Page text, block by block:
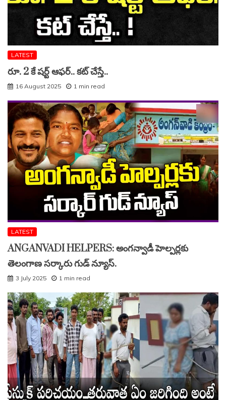
LATEST
రూ. 2 కే షర్ట్ ఆఫర్.. కట్ చేస్తే..
16 August 2025 1 min read
LATEST
ANGANVADI HELPERS: అంగన్వాడీ హెల్పర్లకు
తెలంగాణ సర్కారు గుడ్ న్యూస్.
3 July 2025 1 min read